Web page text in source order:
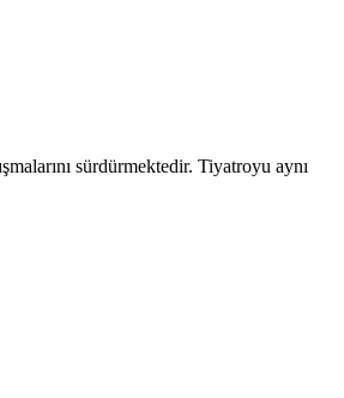
sürdürmektedir. Tiyatroyu aynı